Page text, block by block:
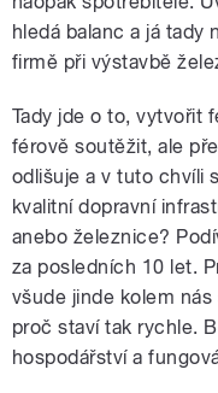
hledá balanc a já tady
firmě při výstavbě
Tady jde o to, vytvořit
férově soutěžit, ale
odlišuje a v tuto chvíli
kvalitní dopravní
anebo železnice?
za posledních 10 let.
všude jinde kolem
proč staví tak rychle.
hospodářství a